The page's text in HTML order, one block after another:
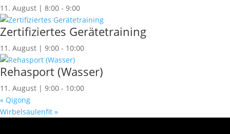
11. August | 8:00 - 9:00
Zertifiziertes Gerätetraining
11. August | 9:00 - 10:00
Rehasport (Wasser)
11. August | 9:00 - 10:00
« Qigong
Wirbelsäulenfit »